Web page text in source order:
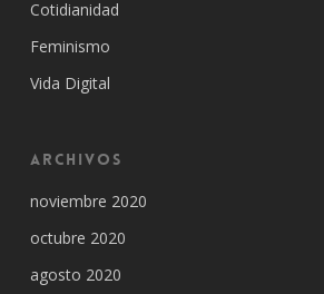
Cotidianidad
Feminismo
Vida Digital
Archivos
noviembre 2020
octubre 2020
agosto 2020